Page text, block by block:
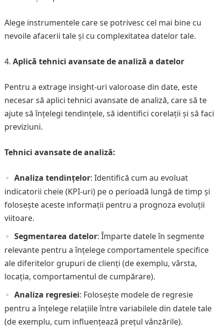
Alege instrumentele care se potrivesc cel mai bine cu
nevoile afacerii tale și cu complexitatea datelor tale.
Aplică tehnici avansate de analiză a datelor
Pentru a extrage insight-uri valoroase din date, este
necesar să aplici tehnici avansate de analiză, care să te
ajute să înțelegi tendințele, să identifici corelații și să faci
previziuni.
Tehnici avansate de analiză:
Analiza tendințelor: Identifică cum au evoluat
indicatorii cheie (KPI-uri) pe o perioadă lungă de timp și
folosește aceste informații pentru a prognoza evoluții
viitoare.
Segmentarea datelor: Împarte datele în segmente
relevante pentru a înțelege comportamentele specifice
ale diferitelor grupuri de clienți (de exemplu, vârsta,
locația, comportamentul de cumpărare).
Analiza regresiei: Folosește modele de regresie
pentru a înțelege relațiile între variabilele din datele tale
(de exemplu, cum influențează prețul vânzările).